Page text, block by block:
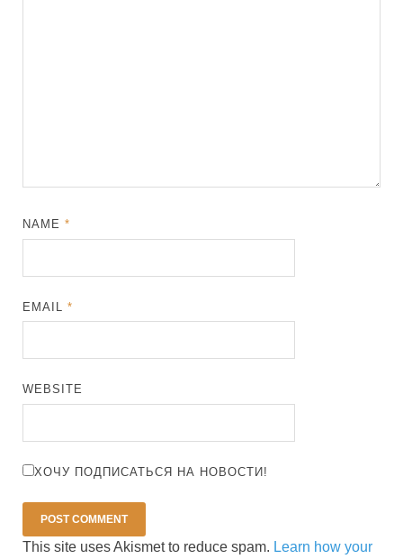
NAME*
EMAIL*
WEBSITE
ХОЧУ ПОДПИСАТЬСЯ НА НОВОСТИ!
This site uses Akismet to reduce spam. Learn how your